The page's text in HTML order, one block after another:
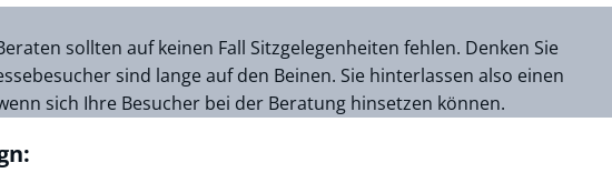
sollten auf keinen Fall Sitzgelegenheiten fehlen. Denken Sie
sind lange auf den Beinen. Sie hinterlassen also einen
sich Ihre Besucher bei der Beratung hinsetzen können.